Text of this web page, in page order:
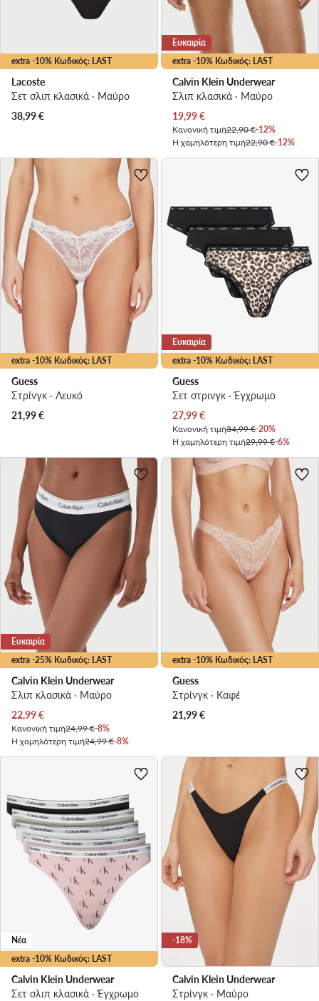
extra -10% Κωδικός: LAST
Lacoste
Σετ σλιπ κλασικά · Μαύρο
38,99€
extra -10% Κωδικός: LAST
Ευκαιρία
Calvin Klein Underwear
Σλιπ κλασικά · Μαύρο
Τρέχουσα τιμή
19,99€
Κανονική τιμή22,90 €-12%
Η χαμηλότερη τιμή22,90 €-12%
extra -10% Κωδικός: LAST
Guess
Στρίνγκ · Λευκό
21,99€
extra -10% Κωδικός: LAST
Ευκαιρία
Guess
Σετ στρινγκ · Έγχρωμο
Τρέχουσα τιμή
27,99€
Κανονική τιμή34,99 €-20%
Η χαμηλότερη τιμή29,99 €-6%
extra -25% Κωδικός: LAST
Ευκαιρία
Calvin Klein Underwear
Σλιπ κλασικά · Μαύρο
Τρέχουσα τιμή
22,99€
Κανονική τιμή24,99 €-8%
Η χαμηλότερη τιμή24,99 €-8%
extra -10% Κωδικός: LAST
Guess
Στρίνγκ · Καφέ
21,99€
extra -10% Κωδικός: LAST
Νέα
Calvin Klein Underwear
Σετ σλιπ κλασικά · Έγχρωμο
-18%
Calvin Klein Underwear
Στρίνγκ · Μαύρο